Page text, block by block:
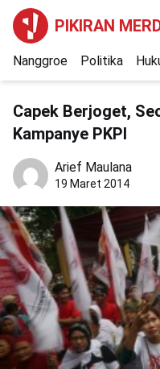
PIKIRAN
Nanggroe Politika
Capek Berjoget,
Kampanye PKPI
Arief Maulana
19 Maret 2014